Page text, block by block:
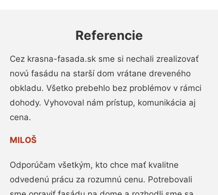
Referencie
Cez krasna-fasada.sk sme si nechali zrealizovať
novú fasádu na starší dom vrátane dreveného
obkladu. Všetko prebehlo bez problémov v rámci
dohody. Vyhovoval nám prístup, komunikácia aj
cena.
MILOŠ
Odporúčam všetkým, kto chce mať kvalitne
odvedenú prácu za rozumnú cenu. Potrebovali